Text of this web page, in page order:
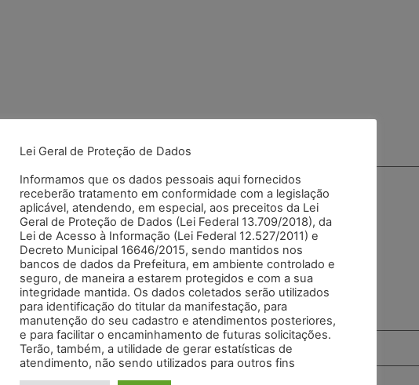
Lei Geral de Proteção de Dados
Informamos que os dados pessoais aqui fornecidos
receberão tratamento em conformidade com a legislação
aplicável, atendendo, em especial, aos preceitos da Lei
Geral de Proteção de Dados (Lei Federal 13.709/2018), da
Lei de Acesso à Informação (Lei Federal 12.527/2011) e
Decreto Municipal 16646/2015, sendo mantidos nos
bancos de dados da Prefeitura, em ambiente controlado e
seguro, de maneira a estarem protegidos e com a sua
integridade mantida. Os dados coletados serão utilizados
para identificação do titular da manifestação, para
manutenção do seu cadastro e atendimentos posteriores,
e para facilitar o encaminhamento de futuras solicitações.
Terão, também, a utilidade de gerar estatísticas de
atendimento, não sendo utilizados para outros fins